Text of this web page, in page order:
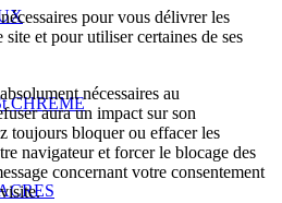
CHREME
pour vous délivrer les
et pour utiliser certaines de ses
nécessaires au
aura un impact sur son
toujours bloquer ou effacer les
navigateur et forcer le blocage des
concernant votre consentement